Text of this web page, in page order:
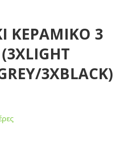
ΚΕΡΑΜΙΚΟ 3
3XBLACK)